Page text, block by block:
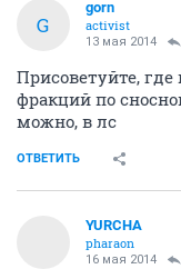
G
gorn
activist
13 мая 2014
Присоветуйте,
фракций по
можно, в лс
ОТВЕТИТЬ
YURСНА
pharaon
16 мая 2014